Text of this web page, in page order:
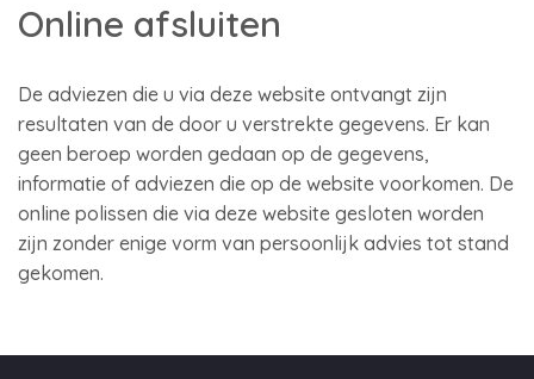
Online afsluiten
De adviezen die u via deze website ontvangt zijn
resultaten van de door u verstrekte gegevens. Er kan
geen beroep worden gedaan op de gegevens,
informatie of adviezen die op de website voorkomen. De
online polissen die via deze website gesloten worden
zijn zonder enige vorm van persoonlijk advies tot stand
gekomen.